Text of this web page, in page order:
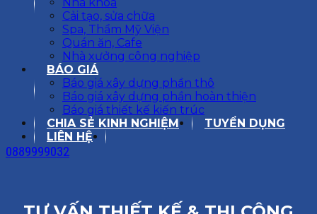
Cải tạo, sửa chữa
Spa, Thẩm Mỹ Viện
Quán ăn, Cafe
Nhà xưởng công nghiệp
BÁO GIÁ
Báo giá xây dựng phần thô
Báo giá xây dựng phần hoàn thiện
Báo giá thiết kế kiến trúc
CHIA SẺ KINH NGHIỆM
TUYỂN DỤNG
LIÊN HỆ
0889999032